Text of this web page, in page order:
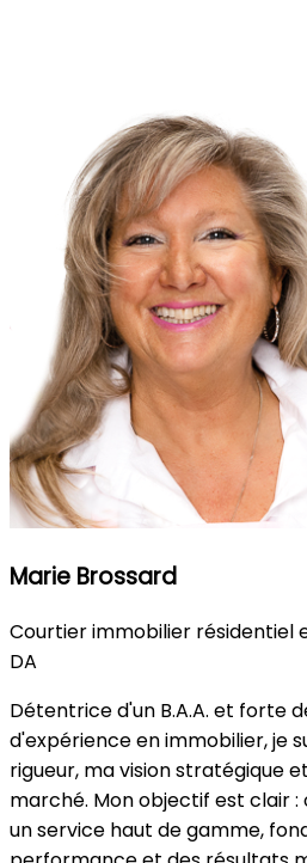
Marie Brossard
Courtier immobilier résidentiel
DA
Détentrice d'un B.A.A. et forte
d'expérience en immobilier, je
rigueur, ma vision stratégique
marché. Mon objectif est clair
un service haut de gamme,